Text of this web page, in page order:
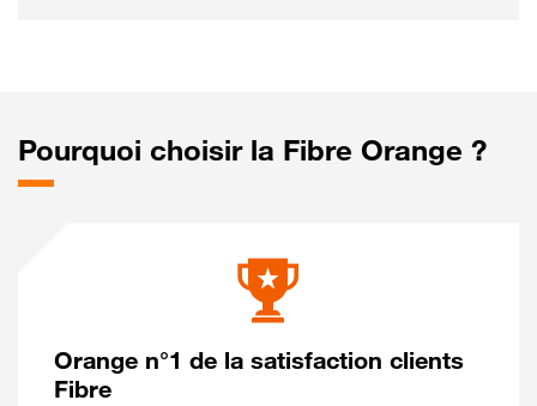
Pourquoi choisir la Fibre Orange ?
Orange n°1 de la satisfaction clients
Fibre